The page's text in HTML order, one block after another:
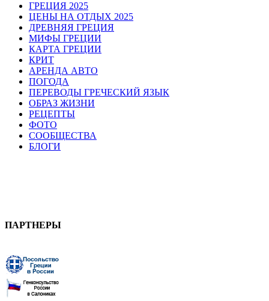
ГРЕЦИЯ 2025
ЦЕНЫ НА ОТДЫХ 2025
ДРЕВНЯЯ ГРЕЦИЯ
МИФЫ ГРЕЦИИ
КАРТА ГРЕЦИИ
КРИТ
АРЕНДА АВТО
ПОГОДА
ПЕРЕВОДЫ ГРЕЧЕСКИЙ ЯЗЫК
ОБРАЗ ЖИЗНИ
РЕЦЕПТЫ
ФОТО
СООБЩЕСТВА
БЛОГИ
ПАРТНЕРЫ